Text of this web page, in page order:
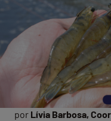
por Lívia Barbosa,